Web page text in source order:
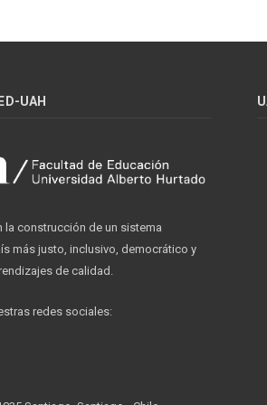
UAH
la construcción de un sistema
más justo, inclusivo, democrático y
de calidad.
redes sociales: